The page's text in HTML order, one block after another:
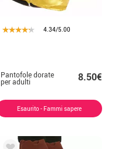
4.34/5.00
Pantofole dorate
per adulti 8.50€
Esaurito - Fammi sapere